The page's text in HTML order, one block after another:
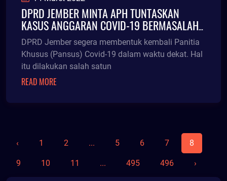
DPRD JEMBER MINTA APH TUNTASKAN
KASUS ANGGARAN COVID-19 BERMASALAH
DI ERA FAIDA
DPRD Jember segera membentuk kembali Panitia
Khusus (Pansus) Covid-19 dalam waktu dekat. Hal
itu dilakukan salah satun
READ MORE
‹ 1 2 ... 5 6 7 8
9 10 11 ... 495 496 ›